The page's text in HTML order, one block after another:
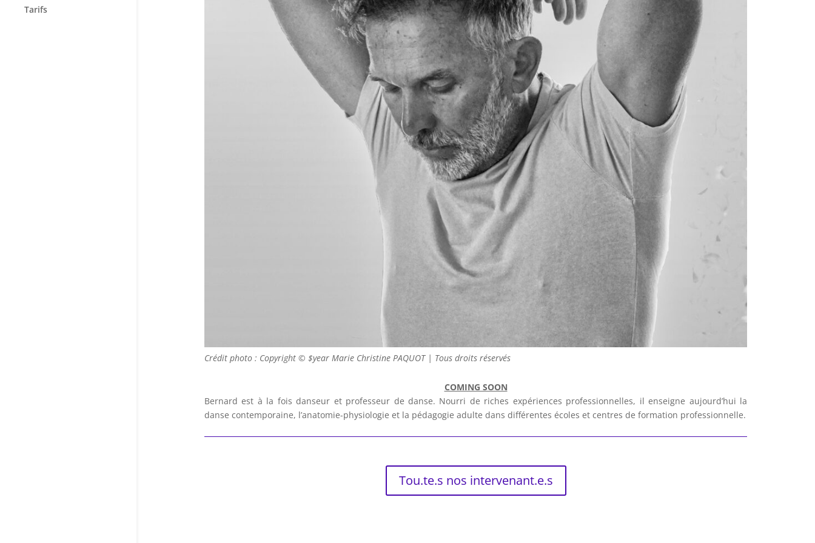
Tarifs
Crédit photo : Copyright © $year Marie Christine PAQUOT | Tous droits réservés
COMING SOON
Bernard est à la fois danseur et professeur de danse. Nourri de riches expériences professionnelles, il enseigne aujourd’hui la
danse contemporaine, l’anatomie-physiologie et la pédagogie adulte dans différentes écoles et centres de formation professionnelle.
Tou.te.s nos intervenant.e.s